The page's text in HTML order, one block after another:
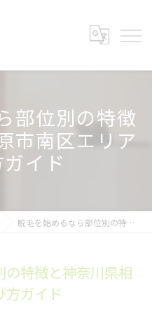
部位別の特徴
市南区エリア
イド
脱毛を始めるなら部位別の特徴と神奈川県相模原市南区エリアの選び方ガイド
特徴と神奈川県相
方ガイド